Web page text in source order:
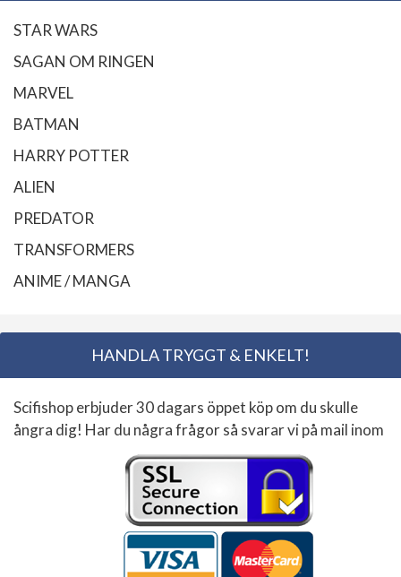
STAR WARS
SAGAN OM RINGEN
MARVEL
BATMAN
HARRY POTTER
ALIEN
PREDATOR
TRANSFORMERS
ANIME / MANGA
HANDLA TRYGGT & ENKELT!
Scifishop erbjuder 30 dagars öppet köp om du skulle
ångra dig! Har du några frågor så svarar vi på mail inom